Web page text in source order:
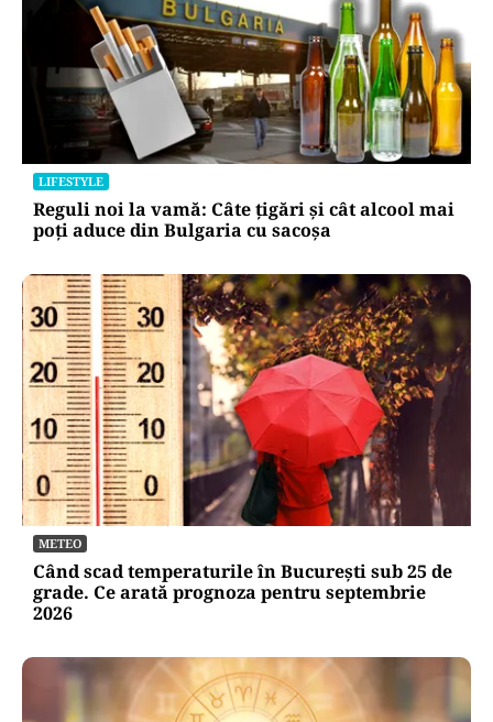
LIFESTYLE
Reguli noi la vamă: Câte țigări și cât alcool mai
poți aduce din Bulgaria cu sacoșa
METEO
Când scad temperaturile în București sub 25 de
grade. Ce arată prognoza pentru septembrie
2026